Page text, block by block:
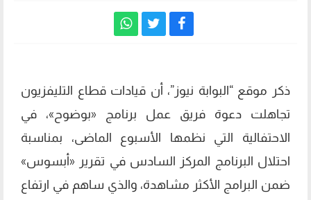
ذكر موقع “البوابة نيوز”، أن قيادات قطاع التليفزيون
تجاهلت دعوة فريق عمل برنامج «بوضوح»، في
الاحتفالية التي نظمها الأسبوع الماضى، بمناسبة
احتلال البرنامج المركز السادس في تقرير «أبسوس»
ضمن البرامج الأكثر مشاهدة، والذي ساهم في ارتفاع